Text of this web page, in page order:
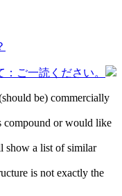
ご一読ください。
be) commercially
compound or would like
show a list of similar
is not exactly the